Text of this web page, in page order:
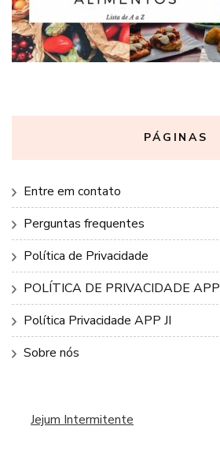
PÁGINAS
Entre em contato
Perguntas frequentes
Política de Privacidade
POLÍTICA DE PRIVACIDADE APP
Política Privacidade APP JI
Sobre nós
Jejum Intermitente